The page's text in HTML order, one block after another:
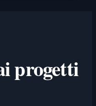
progetti